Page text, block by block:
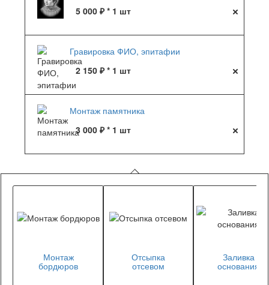
5 000 ₽ * 1 шт
Гравировка ФИО, эпитафии
2 150 ₽ * 1 шт
Монтаж памятника
3 000 ₽ * 1 шт
Монтаж
бордюров
Отсыпка
отсевом
Заливка
основания